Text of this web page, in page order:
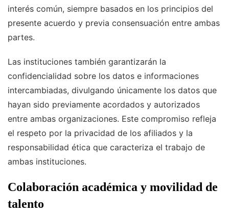
interés común, siempre basados en los principios del
presente acuerdo y previa consensuación entre ambas
partes.
Las instituciones también garantizarán la
confidencialidad sobre los datos e informaciones
intercambiadas, divulgando únicamente los datos que
hayan sido previamente acordados y autorizados
entre ambas organizaciones. Este compromiso refleja
el respeto por la privacidad de los afiliados y la
responsabilidad ética que caracteriza el trabajo de
ambas instituciones.
Colaboración académica y movilidad de
talento